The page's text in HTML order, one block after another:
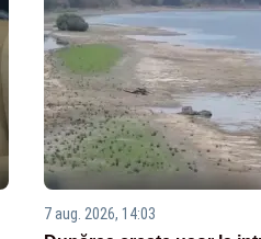
7 aug. 2026, 14:03